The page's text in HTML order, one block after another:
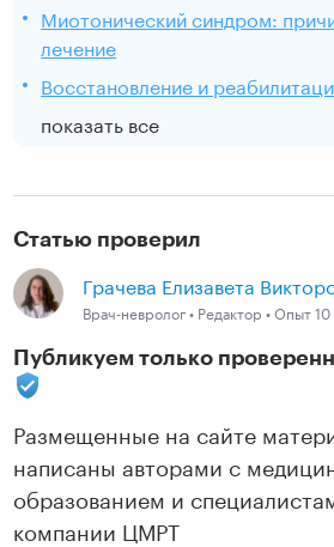
Миотонический синдром:
лечение
Восстановление и
показать все
Статью проверил
Грачева Елизавета
Врач-невролог • Редактор • Опыт
Публикуем только
Размещенные на сайте
написаны авторами с
образованием и
компании ЦМРТ